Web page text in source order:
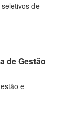
de
de Gestão
e